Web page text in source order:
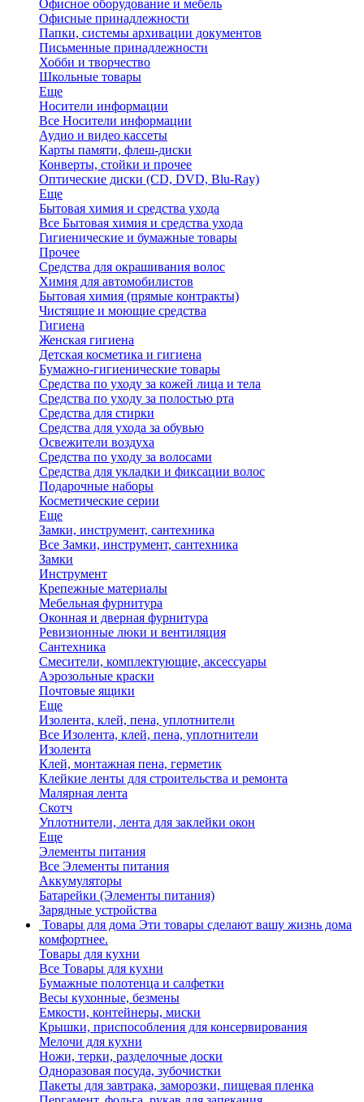
Офисное оборудование и мебель
Офисные принадлежности
Папки, системы архивации документов
Письменные принадлежности
Хобби и творчество
Школьные товары
Еще
Носители информации
Все Носители информации
Аудио и видео кассеты
Карты памяти, флеш-диски
Конверты, стойки и прочее
Оптические диски (CD, DVD, Blu-Ray)
Еще
Бытовая химия и средства ухода
Все Бытовая химия и средства ухода
Гигиенические и бумажные товары
Прочее
Средства для окрашивания волос
Химия для автомобилистов
Бытовая химия (прямые контракты)
Чистящие и моющие средства
Гигиена
Женская гигиена
Детская косметика и гигиена
Бумажно-гигиенические товары
Средства по уходу за кожей лица и тела
Средства по уходу за полостью рта
Средства для стирки
Средства для ухода за обувью
Освежители воздуха
Средства по уходу за волосами
Средства для укладки и фиксации волос
Подарочные наборы
Косметические серии
Еще
Замки, инструмент, сантехника
Все Замки, инструмент, сантехника
Замки
Инструмент
Крепежные материалы
Мебельная фурнитура
Оконная и дверная фурнитура
Ревизионные люки и вентиляция
Сантехника
Смесители, комплектующие, аксессуары
Аэрозольные краски
Почтовые ящики
Еще
Изолента, клей, пена, уплотнители
Все Изолента, клей, пена, уплотнители
Изолента
Клей, монтажная пена, герметик
Клейкие ленты для строительства и ремонта
Малярная лента
Скотч
Уплотнители, лента для заклейки окон
Еще
Элементы питания
Все Элементы питания
Аккумуляторы
Батарейки (Элементы питания)
Зарядные устройства
Товары для дома Эти товары сделают вашу жизнь дома
комфортнее.
Товары для кухни
Все Товары для кухни
Бумажные полотенца и салфетки
Весы кухонные, безмены
Емкости, контейнеры, миски
Крышки, приспособления для консервирования
Мелочи для кухни
Ножи, терки, разделочные доски
Одноразовая посуда, зубочистки
Пакеты для завтрака, заморозки, пищевая пленка